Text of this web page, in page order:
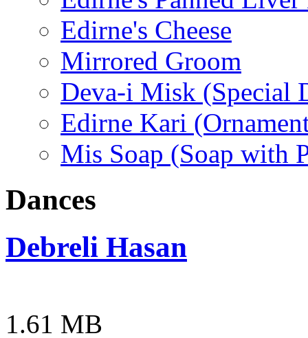
Edirne's Cheese
Mirrored Groom
Deva-i Misk (Special
Edirne Kari
Mis Soap (Soap with
Dances
Debreli Hasan
1.61 MB